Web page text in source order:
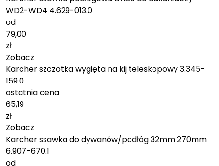
WD2-WD4 4.629-013.0
od
79,00
zł
Zobacz
Karcher szczotka wygięta na kij teleskopowy 3.345-
159.0
ostatnia cena
65,19
zł
Zobacz
Karcher ssawka do dywanów/podłóg 32mm 270mm
6.907-670.1
od